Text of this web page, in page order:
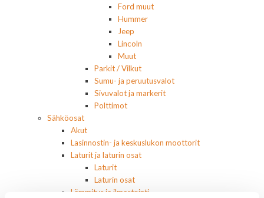
Ford muut
Hummer
Jeep
Lincoln
Muut
Parkit / Vilkut
Sumu- ja peruutusvalot
Sivuvalot ja markerit
Polttimot
Sähköosat
Akut
Lasinnostin- ja keskuslukon moottorit
Laturit ja laturin osat
Laturit
Laturin osat
Lämmitys ja ilmastointi